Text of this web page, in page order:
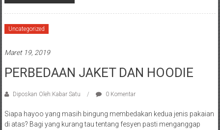
Uncategorized
Maret 19, 2019
PERBEDAAN JAKET DAN HOODIE
Diposkan Oleh:Kabar Satu 0 Komentar
Siapa hayoo yang masih bingung membedakan kedua jenis pakaian
di atas? Bagi yang kurang tau tentang fesyen pasti menganggap